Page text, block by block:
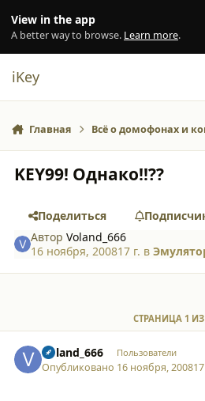
View in the app
A better way to browse. Learn more.
iKey
Главная Всё о домофонах и
KEY99! Однако!!??
Поделиться
АвторVoland_666
16 ноября, 200817 г. в
СТРАНИЦА 1 ИЗ
Voland_666 Пользователи
Опубликовано 16 ноября, 2008